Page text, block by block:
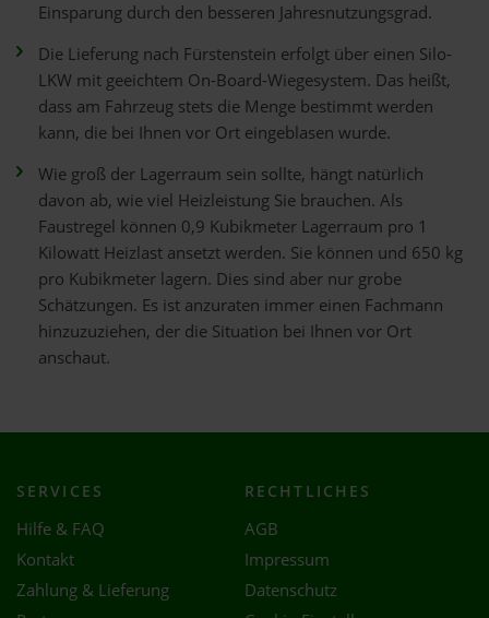
Einsparung durch den besseren Jahresnutzungsgrad.
Die Lieferung nach Fürstenstein erfolgt über einen Silo-
LKW mit geeichtem On-Board-Wiegesystem. Das heißt,
dass am Fahrzeug stets die Menge bestimmt werden
kann, die bei Ihnen vor Ort eingeblasen wurde.
Wie groß der Lagerraum sein sollte, hängt natürlich
davon ab, wie viel Heizleistung Sie brauchen. Als
Faustregel können 0,9 Kubikmeter Lagerraum pro 1
Kilowatt Heizlast ansetzt werden. Sie können und 650 kg
pro Kubikmeter lagern. Dies sind aber nur grobe
Schätzungen. Es ist anzuraten immer einen Fachmann
hinzuzuziehen, der die Situation bei Ihnen vor Ort
anschaut.
SERVICES
Hilfe & FAQ
Kontakt
Zahlung & Lieferung
RECHTLICHES
AGB
Impressum
Datenschutz